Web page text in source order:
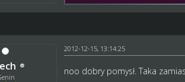
2012-12-15, 13:14:25
noo dobry pomysł. Taka